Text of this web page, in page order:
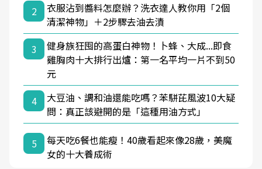
2
衣服沾到醬料怎麼辦？洗衣達人教你用「2個
清潔神物」＋2步驟去油去漬
3
健身族狂囤的高蛋白神物！卜蜂、大成...即食
雞胸肉十大排行出爐：第一名平均一片不到50
元
4
大豆油、調和油還能吃嗎？苯駢芘風波10大疑
問：真正該避開的是「這種用油方式」
5
每天吃6餐也能瘦！40歲看起來像28歲，美魔
女的十大養成術